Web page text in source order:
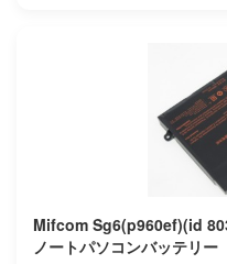
Mifcom Sg6(p960ef)(id 8034)
ノートパソコンバッテリー